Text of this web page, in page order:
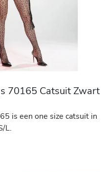
70165 Catsuit Zwart
is een one size catsuit in
L.